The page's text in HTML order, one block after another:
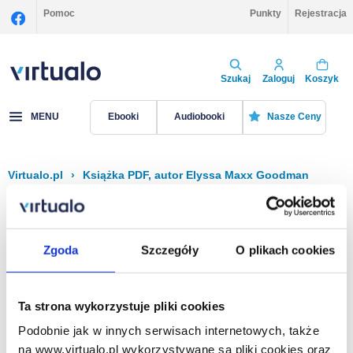
Zgoda Szczegóły O plikach cookies
Ta strona wykorzystuje pliki cookies
Podobnie jak w innych serwisach internetowych, także
na www.virtualo.pl wykorzystywane są pliki cookies oraz
Pomoc Punkty Rejestracja
Szukaj Zaloguj Koszyk
MENU Ebooki Audiobooki Nasze Ceny
Virtualo.pl › Książka PDF, autor Elyssa Maxx Goodman
Filtruj Sortuj
Na stronie